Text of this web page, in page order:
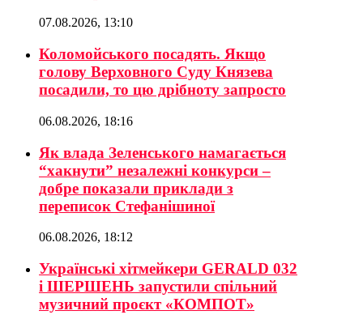
07.08.2026, 13:10
Коломойського посадять. Якщо
голову Верховного Суду Князева
посадили, то цю дрібноту запросто
06.08.2026, 18:16
Як влада Зеленського намагається
“хакнути” незалежні конкурси –
добре показали приклади з
переписок Стефанішиної
06.08.2026, 18:12
Українські хітмейкери GERALD 032
і ШЕРШЕНЬ запустили спільний
музичний проєкт «КОМПОТ»